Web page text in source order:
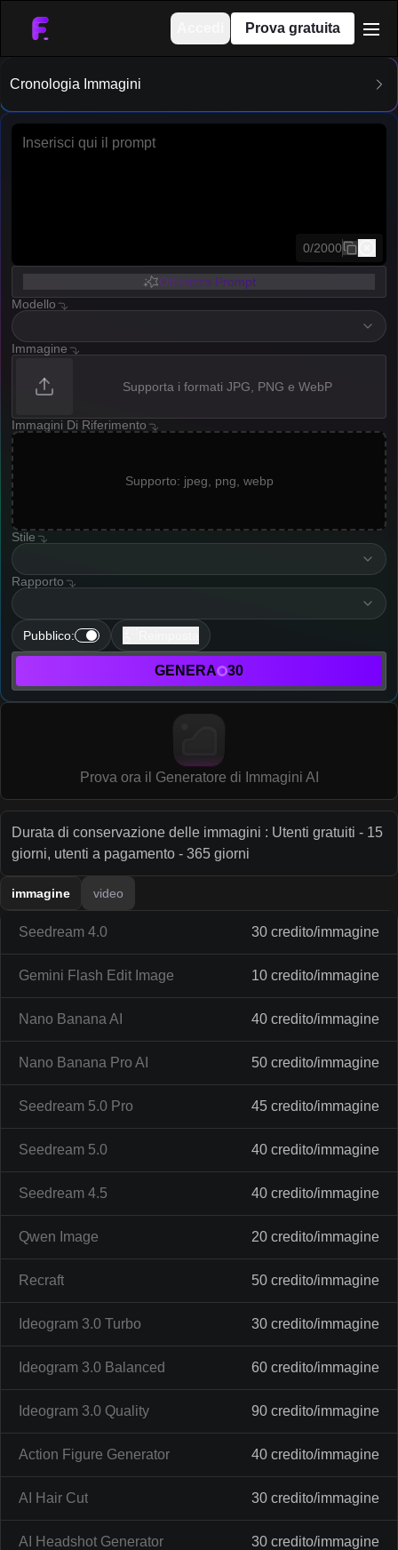
Prova gratuita
Cronologia Immagini
0/2000 copia
Ottimizza Prompt
Modello
imageModelOption
Immagine
Supporta i formati JPG, PNG e WebP
Immagini Di Riferimento
Supporto: jpeg, png, webp
Stile
style
Rapporto
resolution
Pubblico:
GENERA 30
Prova ora il Generatore di Immagini AI
Durata di conservazione delle immagini : Utenti gratuiti - 15
giorni, utenti a pagamento - 365 giorni
immagine video
Seedream 4.0 30 credito/immagine
Gemini Flash Edit Image 10 credito/immagine
Nano Banana AI 40 credito/immagine
Nano Banana Pro AI 50 credito/immagine
Seedream 5.0 Pro 45 credito/immagine
Seedream 5.0 40 credito/immagine
Seedream 4.5 40 credito/immagine
Qwen Image 20 credito/immagine
Recraft 50 credito/immagine
Ideogram 3.0 Turbo 30 credito/immagine
Ideogram 3.0 Balanced 60 credito/immagine
Ideogram 3.0 Quality 90 credito/immagine
Action Figure Generator 40 credito/immagine
AI Hair Cut 30 credito/immagine
AI Headshot Generator 30 credito/immagine